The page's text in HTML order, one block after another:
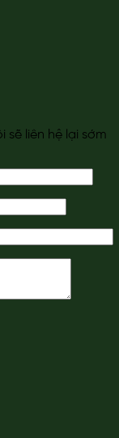
sẽ liên hệ lại sớm